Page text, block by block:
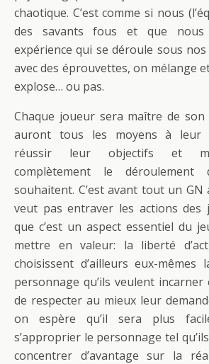
chaotique. C’est comme si nous
des savants fous et que nous
expérience qui se déroule sous nos
avec des éprouvettes, on mélange
explose… ou pas.
Chaque joueur sera maître de
auront tous les moyens à leur
réussir leur objectifs et
complètement le
souhaitent. C’est avant tout un GN
veut pas entraver les actions des
que c’est un aspect essentiel du
mettre en valeur: la liberté
choisissent d’ailleurs eux-mêmes
personnage qu’ils veulent
de respecter au mieux leur
on espère qu’il sera plus
s’approprier le personnage tel
concentrer d’avantage sur la